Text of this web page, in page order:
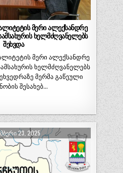
მერი ალექსანდრე
ხელმძღვანელებს
შეხვდა
მერი ალექსანდრე
ხელმძღვანელებს
მერმა გაწეული
შესახებ…
23, 2025